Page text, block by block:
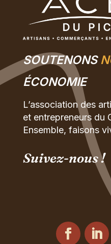
SOUTENONS
ÉCONOMIE
L’association des
et entrepreneurs du
Ensemble, faisons
Suivez-nous !